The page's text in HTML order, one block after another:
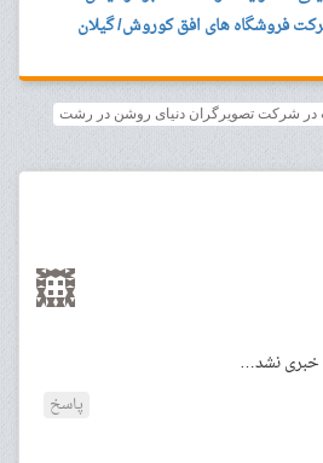
فروشگاه های افق کوروش/ گیلان
در شرکت تصویرگران دنیای روشن در رشت
خبری نشد…
پاسخ